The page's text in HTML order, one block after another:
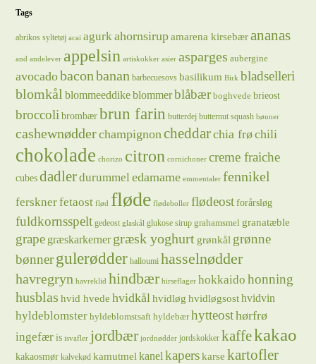
Tags
abrikos syltetøj acai agurkahornsirupamarena kirsebærananas
and andelever appelsin artiskokker asier asparges aubergine
avocadobaconbanan barbecuesovs basilikum Birk bladselleri
blomkål blommeeddikeblommerblåbær boghvede brieost
broccoli brombær brun farin butterdej butternut squash bønner
cashewnødderchampignoncheddarchia frøchili
chokolade chorizo citron cornichoner creme fraiche
cubes dadlerdurummeledamame emmentaler fennikel
fersknerfetaost flød fløde flødeboller flødeost forårsløg
fuldkornsspelt gedeost glaskål glukose sirup grahamsmel granatæble
grape græskarkernergræsk yoghurt grønkål grønne
bønnergulerødder halloumi hasselnødder
havregryn havreklid hindbær hirseflager hokkaido honning
husblas hvid hvede hvidkålhvidløg hvidløgsost hvidvin
hyldeblomster hyldeblomstsaft hyldebær hytteosthørfrø
ingefær is isvafler jordbær jordnødder jordskokker kaffekakao
kakaosmør kalvekød kamutmel kanelkaperskarse kartofler